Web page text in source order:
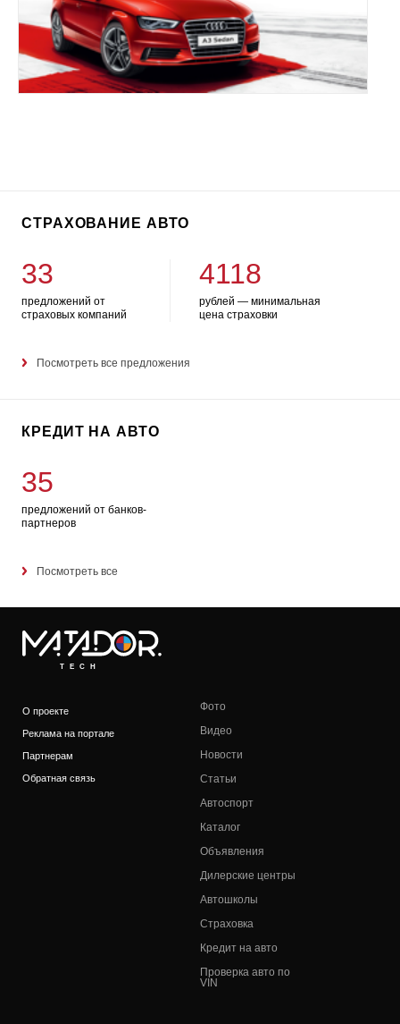
СТРАХОВАНИЕ АВТО
33
предложений от
страховых компаний
4118
рублей — минимальная
цена страховки
Посмотреть все предложения
КРЕДИТ НА АВТО
35
предложений от банков-
партнеров
Посмотреть все
TECH
О проекте
Реклама на портале
Партнерам
Обратная связь
Фото
Видео
Новости
Статьи
Автоспорт
Каталог
Объявления
Дилерские центры
Автошколы
Страховка
Кредит на авто
Проверка авто по
VIN